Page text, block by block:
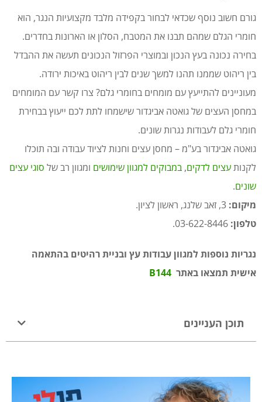
גורם חשוב נוסף שכדאי לבחור בקפידה מלבד מקצועיות הנגר, הוא
חומרי הגלם שמהם תבנו את המטבח, הסלון או הארונות בחדרים.
בחירה נכונה בעץ הנכון ובמוצרי הפרזול הנכונים תעשה את ההבדל
בין ריהוט שממנו תהנו למשך שנים לבין ריהוט באיכות ירודה.
מעוניינים להתייעץ עם מומחים בחומרי גלם? צרו קשר עם המומחים
במחסן העצים של גואטה אביגדור שישמחו לתת לכם ייעוץ בבחירת
חומרי גלם לעבודות נגרות שונים.
גואטה אביגדור בע"מ – מחסן עצים וחנות לציוד עבודה ובה תוכלו
לקנותעצים לדקים, במבוקים למגוון שימושים ומגוון רב של סוגי עצים
שונים.
מיקום:
טלפון:
נגריות נוספות למגוון עבודות עץ ובניית רהיטים בהתאמה
אישית תמצאו באתר B144
תוכן העניינים